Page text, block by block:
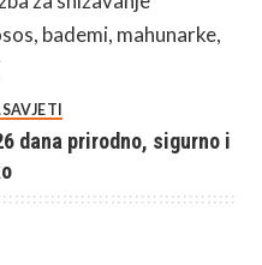
SAVJETI
dana prirodno, sigurno i